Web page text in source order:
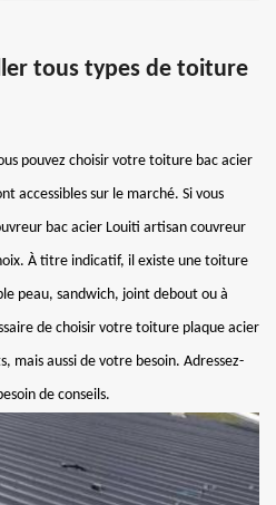
tous types de toiture
pouvez choisir votre toiture bac acier
accessibles sur le marché. Si vous
bac acier Louiti artisan couvreur
À titre indicatif, il existe une toiture
peau, sandwich, joint debout ou à
de choisir votre toiture plaque acier
mais aussi de votre besoin. Adressez-
de conseils.